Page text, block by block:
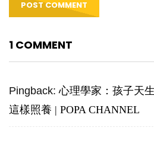
1 COMMENT
Pingback:心理學家：孩子天
這樣照養 | POPA CHANNEL